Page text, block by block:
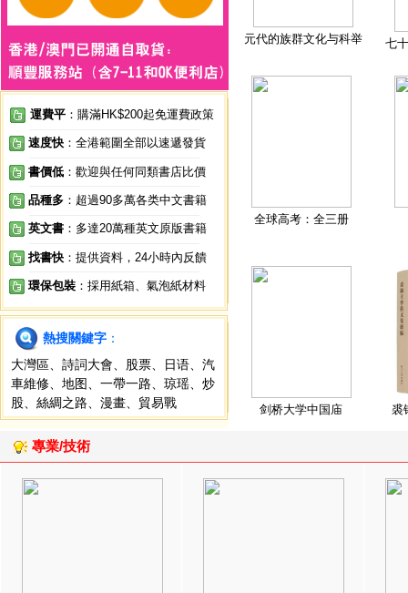
運費平 ：購滿HK$200起免運費政策
速度快 ：全港範圍全部以速遞發貨
書價低 ：歡迎與任何同類書店比價
品種多 ：超過90多萬各类中文書籍
英文書 ：多達20萬種英文原版書籍
找書快 ：提供資料，24小時內反饋
環保包裝 ：採用紙箱、氣泡紙材料
熱搜關鍵字 ：
大灣區
詩詞大會 股票 日语
汽
車維修
地图 一帶一路 琼瑶
炒
股
絲綢之路 漫畫 貿易戰
元代的族群文化与科举 七
全球高考：全三册
剑桥大学中国庙 裘
專業/技術